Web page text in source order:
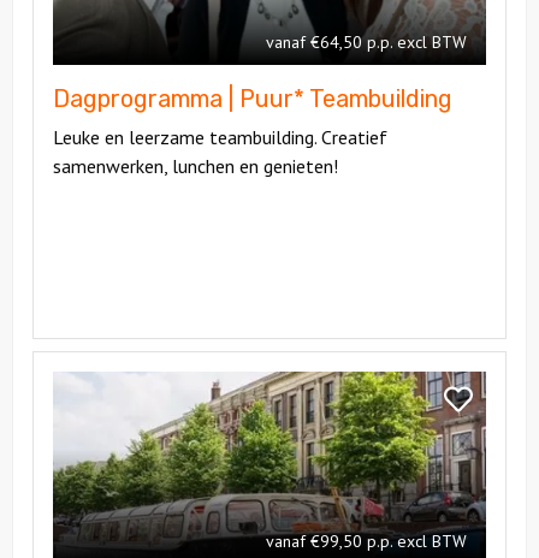
vanaf €64,50 p.p. excl BTW
Dagprogramma | Puur* Teambuilding
Leuke en leerzame teambuilding. Creatief
samenwerken, lunchen en genieten!
Bekijk
|
Wandelen,
Varen
en
vanaf €99,50 p.p. excl BTW
Bekijk
Wandelen,
Varen
Dinerspel